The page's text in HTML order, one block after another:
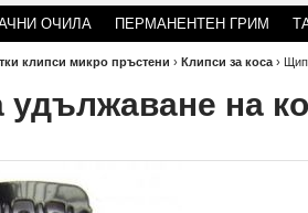
ОЧИЛА ПЕРМАНЕНТЕН ГРИМ
клипси микро пръстени › Клипси за коса ›
удължаване на